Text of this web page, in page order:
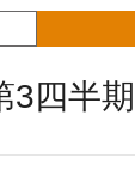
四半期